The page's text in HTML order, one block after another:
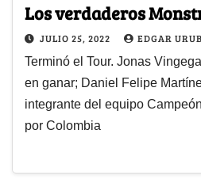
Los verdaderos
JULIO 25, 2022 EDGAR
Terminó el Tour. Jonas
en ganar; Daniel Felipe
integrante del equipo
por Colombia